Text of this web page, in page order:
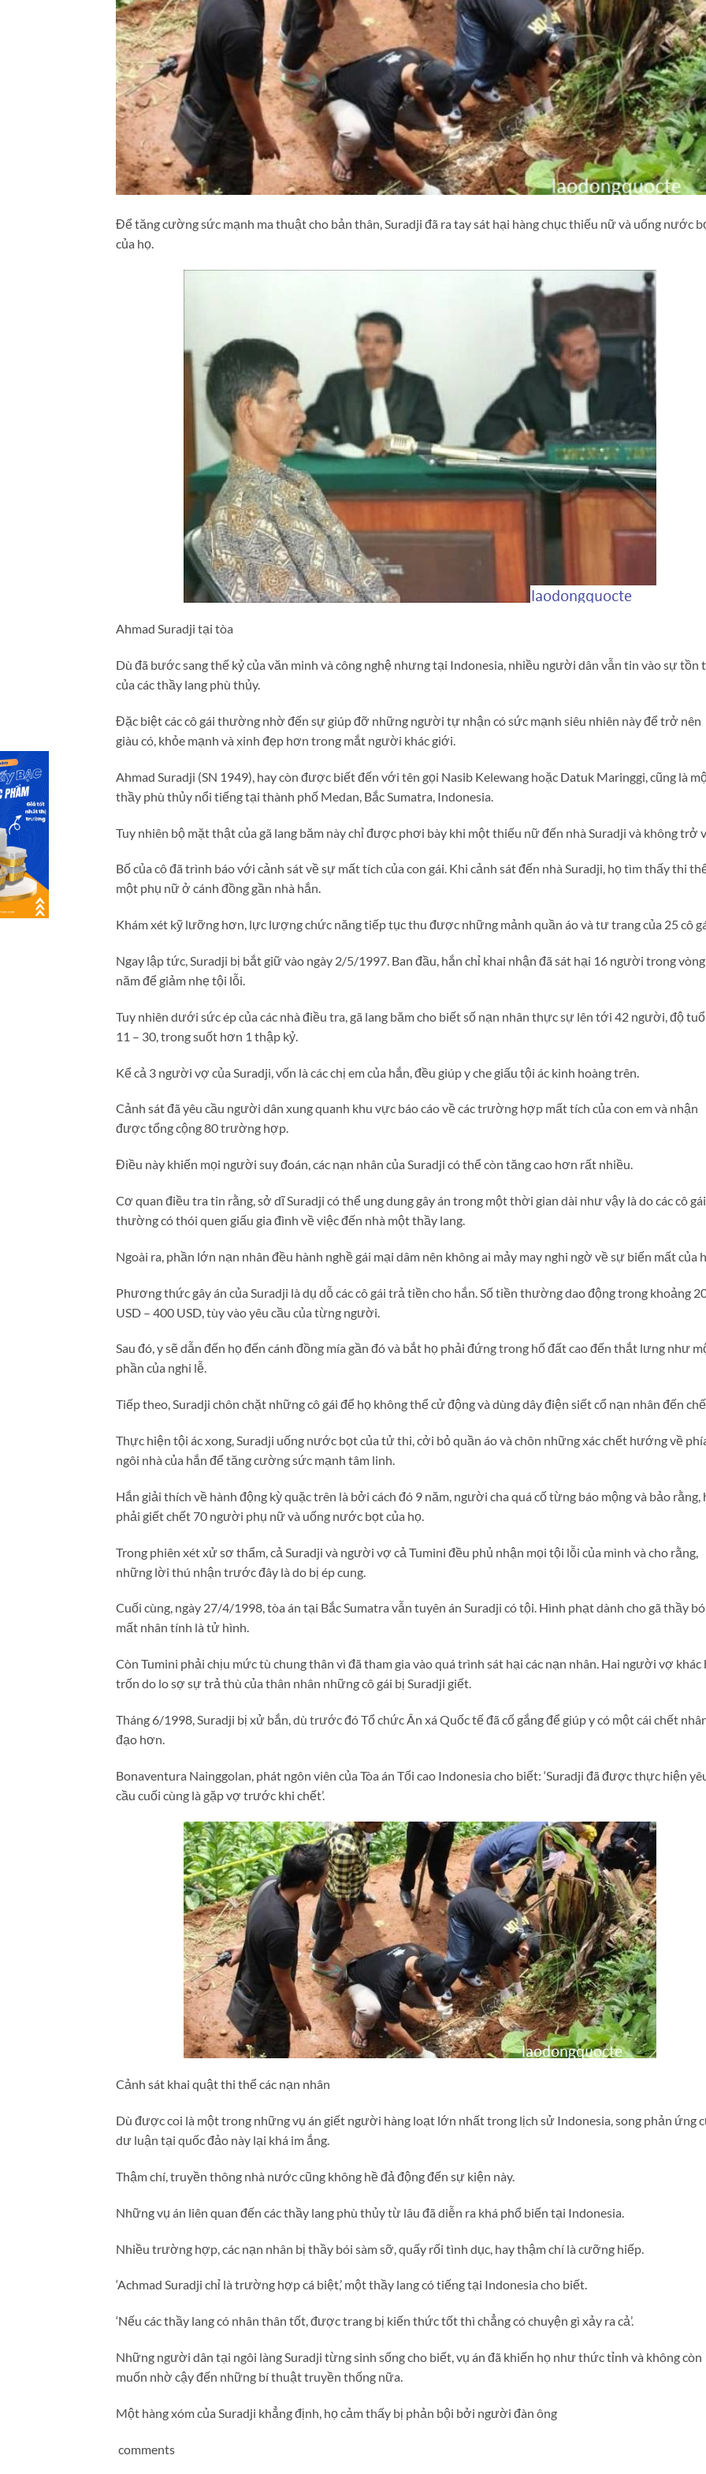
Để tăng cường sức mạnh ma thuật cho bản thân, Suradji đã ra tay sát hại hàng chục thiếu nữ và uống nước
của họ.
Ahmad Suradji tại tòa
Dù đã bước sang thế kỷ của văn minh và công nghệ nhưng tại Indonesia, nhiều người dân vẫn tin vào sự tồn
của các thầy lang phù thủy.
Đặc biệt các cô gái thường nhờ đến sự giúp đỡ những người tự nhận có sức mạnh siêu nhiên này để trở nên
giàu có, khỏe mạnh và xinh đẹp hơn trong mắt người khác giới.
Ahmad Suradji (SN 1949), hay còn được biết đến với tên gọi Nasib Kelewang hoặc Datuk Maringgi, cũng là
thầy phù thủy nổi tiếng tại thành phố Medan, Bắc Sumatra, Indonesia.
Tuy nhiên bộ mặt thật của gã lang băm này chỉ được phơi bày khi một thiếu nữ đến nhà Suradji và không trở
Bố của cô đã trình báo với cảnh sát về sự mất tích của con gái. Khi cảnh sát đến nhà Suradji, họ tìm thấy thi
một phụ nữ ở cánh đồng gần nhà hắn.
Khám xét kỹ lưỡng hơn, lực lượng chức năng tiếp tục thu được những mảnh quần áo và tư trang của 25 cô
Ngay lập tức, Suradji bị bắt giữ vào ngày 2/5/1997. Ban đầu, hắn chỉ khai nhận đã sát hại 16 người trong
năm để giảm nhẹ tội lỗi.
Tuy nhiên dưới sức ép của các nhà điều tra, gã lang băm cho biết số nạn nhân thực sự lên tới 42 người, độ
11 – 30, trong suốt hơn 1 thập kỷ.
Kể cả 3 người vợ của Suradji, vốn là các chị em của hắn, đều giúp y che giấu tội ác kinh hoàng trên.
Cảnh sát đã yêu cầu người dân xung quanh khu vực báo cáo về các trường hợp mất tích của con em và nhận
được tổng cộng 80 trường hợp.
Điều này khiến mọi người suy đoán, các nạn nhân của Suradji có thể còn tăng cao hơn rất nhiều.
Cơ quan điều tra tin rằng, sở dĩ Suradji có thể ung dung gây án trong một thời gian dài như vậy là do các cô gái
thường có thói quen giấu gia đình về việc đến nhà một thầy lang.
Ngoài ra, phần lớn nạn nhân đều hành nghề gái mại dâm nên không ai mảy may nghi ngờ về sự biến mất của
Phương thức gây án của Suradji là dụ dỗ các cô gái trả tiền cho hắn. Số tiền thường dao động trong khoảng
USD – 400 USD, tùy vào yêu cầu của từng người.
Sau đó, y sẽ dẫn đến họ đến cánh đồng mía gần đó và bắt họ phải đứng trong hố đất cao đến thắt lưng như
phần của nghi lễ.
Tiếp theo, Suradji chôn chặt những cô gái để họ không thể cử động và dùng dây điện siết cổ nạn nhân đến
Thực hiện tội ác xong, Suradji uống nước bọt của tử thi, cởi bỏ quần áo và chôn những xác chết hướng về
ngôi nhà của hắn để tăng cường sức mạnh tâm linh.
Hắn giải thích về hành động kỳ quặc trên là bởi cách đó 9 năm, người cha quá cố từng báo mộng và bảo rằng,
phải giết chết 70 người phụ nữ và uống nước bọt của họ.
Trong phiên xét xử sơ thẩm, cả Suradji và người vợ cả Tumini đều phủ nhận mọi tội lỗi của mình và cho rằng,
những lời thú nhận trước đây là do bị ép cung.
Cuối cùng, ngày 27/4/1998, tòa án tại Bắc Sumatra vẫn tuyên án Suradji có tội. Hình phạt dành cho gã thầy
mất nhân tính là tử hình.
Còn Tumini phải chịu mức tù chung thân vì đã tham gia vào quá trình sát hại các nạn nhân. Hai người vợ khác
trốn do lo sợ sự trả thù của thân nhân những cô gái bị Suradji giết.
Tháng 6/1998, Suradji bị xử bắn, dù trước đó Tổ chức Ân xá Quốc tế đã cố gắng để giúp y có một cái chết
đạo hơn.
Bonaventura Nainggolan, phát ngôn viên của Tòa án Tối cao Indonesia cho biết: ‘Suradji đã được thực hiện
cầu cuối cùng là gặp vợ trước khi chết’.
Cảnh sát khai quật thi thể các nạn nhân
Dù được coi là một trong những vụ án giết người hàng loạt lớn nhất trong lịch sử Indonesia, song phản ứng
dư luận tại quốc đảo này lại khá im ắng.
Thậm chí, truyền thông nhà nước cũng không hề đả động đến sự kiện này.
Những vụ án liên quan đến các thầy lang phù thủy từ lâu đã diễn ra khá phổ biến tại Indonesia.
Nhiều trường hợp, các nạn nhân bị thầy bói sàm sỡ, quấy rối tình dục, hay thậm chí là cưỡng hiếp.
‘Achmad Suradji chỉ là trường hợp cá biệt,’ một thầy lang có tiếng tại Indonesia cho biết.
‘Nếu các thầy lang có nhân thân tốt, được trang bị kiến thức tốt thì chẳng có chuyện gì xảy ra cả’.
Những người dân tại ngôi làng Suradji từng sinh sống cho biết, vụ án đã khiến họ như thức tỉnh và không còn
muốn nhờ cậy đến những bí thuật truyền thống nữa.
Một hàng xóm của Suradji khẳng định, họ cảm thấy bị phản bội bởi người đàn ông
comments